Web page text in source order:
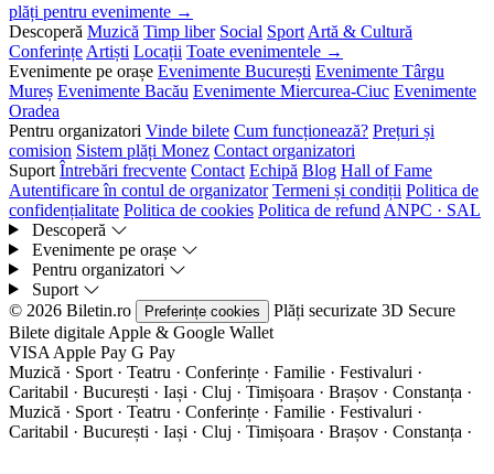
plăți pentru evenimente →
Descoperă Muzică Timp liber Social Sport Artă & Cultură
Conferințe Artiști Locații Toate evenimentele →
Evenimente pe orașe Evenimente București Evenimente Târgu
Mureș Evenimente Bacău Evenimente Miercurea-Ciuc Evenimente
Oradea
Pentru organizatori Vinde bilete Cum funcționează? Prețuri și
comision Sistem plăți Monez Contact organizatori
Suport Întrebări frecvente Contact Echipă Blog Hall of Fame
Autentificare în contul de organizator Termeni și condiții Politica de
confidențialitate Politica de cookies Politica de refund ANPC · SAL
Descoperă
Evenimente pe orașe
Pentru organizatori
Suport
© 2026 Biletin.ro
Preferințe cookies Plăți securizate 3D Secure
Bilete digitale Apple & Google Wallet
VISA Apple Pay G Pay
Muzică · Sport · Teatru · Conferințe · Familie · Festivaluri ·
Caritabil · București · Iași · Cluj · Timișoara · Brașov · Constanța ·
Muzică · Sport · Teatru · Conferințe · Familie · Festivaluri ·
Caritabil · București · Iași · Cluj · Timișoara · Brașov · Constanța ·